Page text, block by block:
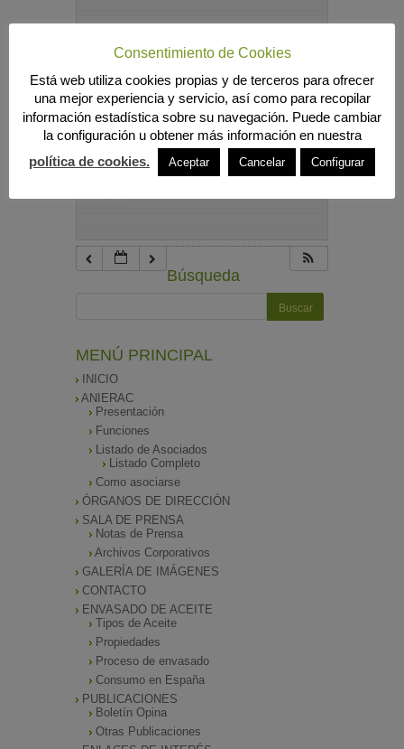
9:00 pm
10:00 pm
Búsqueda
MENÚ PRINCIPAL
INICIO
ANIERAC
Presentación
Funciones
Listado de Asociados
Listado Completo
Como asociarse
ÓRGANOS DE DIRECCIÓN
SALA DE PRENSA
Notas de Prensa
Archivos Corporativos
GALERÍA DE IMÁGENES
CONTACTO
ENVASADO DE ACEITE
Tipos de Aceite
Propiedades
Proceso de envasado
Consumo en España
PUBLICACIONES
Boletín Opina
Otras Publicaciones
Consentimiento de Cookies
Está web utiliza cookies propias y de terceros para ofrecer
una mejor experiencia y servicio, así como para recopilar
información estadística sobre su navegación. Puede cambiar
la configuración u obtener más información en nuestra
política de cookies.
Aceptar Cancelar Configurar